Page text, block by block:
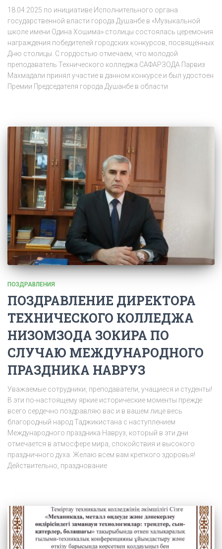
18.04.2025 по инициативе Исполнительного органа
государственной власти города Душанбе в «Музыкальной
школе имени Одина Хошима» столицы состоялась церемония
награждения победителей городских конкурсов, посвящённых
Дню столицы. С гордостью отмечаем, что молодой
преподаватель Технического колледжа САФАРЗОДА Парвиз
Махмадали принял участие в данном конкурсе и был удостоен
Премии Председателя города Душанбе в области
ПОЗДРАВЛЕНИЯ
ПОЗДРАВЛЕНИЕ ДИРЕКТОРА
ТЕХНИЧЕСКОГО КОЛЛЕДЖА
НИЗОМЗОДА ЗОКИРА ПО
СЛУЧАЮ МЕЖДУНАРОДНОГО
ПРАЗДНИКА НАВРУЗ
Уважаемые сотрудники, преподаватели, учащиеся и студенты!
В эти по-настоящему яркие исторические моменты прежде
всего сердечно поздравляю вас и в вашем лице весь
благородный народ Таджикистана с наступлением
Международного праздника Навруз, который в эти дни
отмечается в атмосфере мира, спокойствия и высокого
праздничного духа. Желаю всем вам крепкого здоровья!
Действительно, празднование